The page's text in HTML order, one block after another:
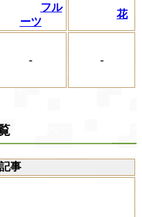
フル
ーツ
花
- -
事